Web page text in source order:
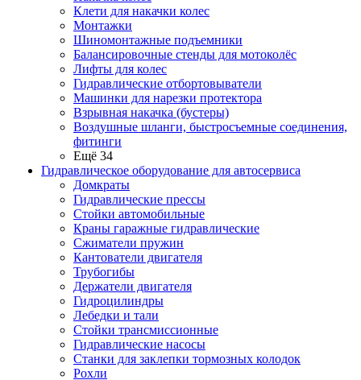
Клети для накачки колес
Монтажки
Шиномонтажные подъемники
Балансировочные стенды для мотоколёс
Лифты для колес
Гидравлические отбортовыватели
Машинки для нарезки протектора
Взрывная накачка (бустеры)
Воздушные шланги, быстросъемные соединения,
фитинги
Ещё 34
Гидравлическое оборудование для автосервиса
Домкраты
Гидравлические прессы
Стойки автомобильные
Краны гаражные гидравлические
Сжиматели пружин
Кантователи двигателя
Трубогибы
Держатели двигателя
Гидроцилиндры
Лебедки и тали
Стойки трансмиссионные
Гидравлические насосы
Cтанки для заклепки тормозных колодок
Рохли